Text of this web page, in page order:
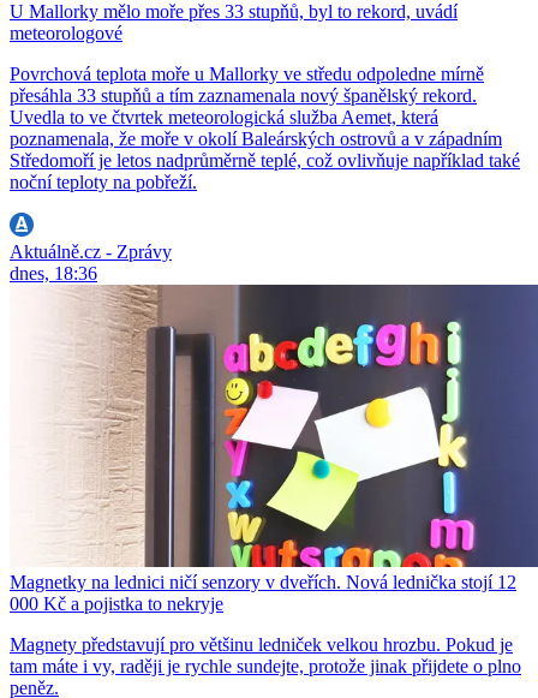
U Mallorky mělo moře přes 33 stupňů, byl to rekord, uvádí
meteorologové
Povrchová teplota moře u Mallorky ve středu odpoledne mírně
přesáhla 33 stupňů a tím zaznamenala nový španělský rekord.
Uvedla to ve čtvrtek meteorologická služba Aemet, která
poznamenala, že moře v okolí Baleárských ostrovů a v západním
Středomoří je letos nadprůměrně teplé, což ovlivňuje například také
noční teploty na pobřeží.
Aktuálně.cz - Zprávy
dnes, 18:36
Magnetky na lednici ničí senzory v dveřích. Nová lednička stojí 12
000 Kč a pojistka to nekryje
Magnety představují pro většinu ledniček velkou hrozbu. Pokud je
tam máte i vy, raději je rychle sundejte, protože jinak přijdete o plno
peněz.